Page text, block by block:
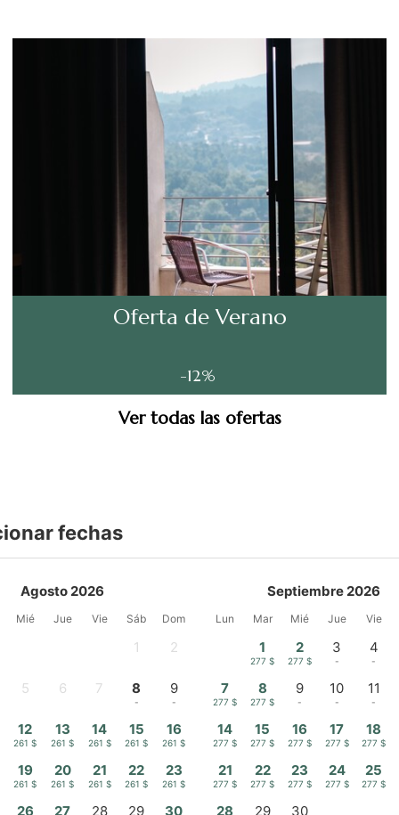
Oferta de Verano
-12%
Ver todas las ofertas
fechas
Agosto 2026
Mié Jue Vie Sáb Dom
1 2
5 6 7 8
-
9
-
12
261 $
13
261 $
14
261 $
15
261 $
16
261 $
19
261 $
20
261 $
21
261 $
22
261 $
23
261 $
26 27 28 29 30
Septiembre 2026
Lun Mar Mié Jue Vie
1
277 $
2
277 $
3
-
4
-
7
277 $
8
277 $
9
-
10
-
11
-
14
277 $
15
277 $
16
277 $
17
277 $
18
277 $
21
277 $
22
277 $
23
277 $
24
277 $
25
277 $
28 29 30